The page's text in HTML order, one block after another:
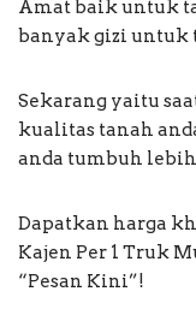
Amat baik untuk
banyak gizi untuk
Sekarang yaitu
kualitas tanah
anda tumbuh lebih
Dapatkan harga
Kajen Per 1 Truk
“Pesan Kini”!